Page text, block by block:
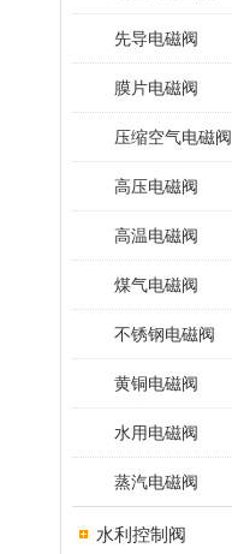
先导电磁阀
膜片电磁阀
压缩空气电磁阀
高压电磁阀
高温电磁阀
煤气电磁阀
不锈钢电磁阀
黄铜电磁阀
水用电磁阀
蒸汽电磁阀
水利控制阀